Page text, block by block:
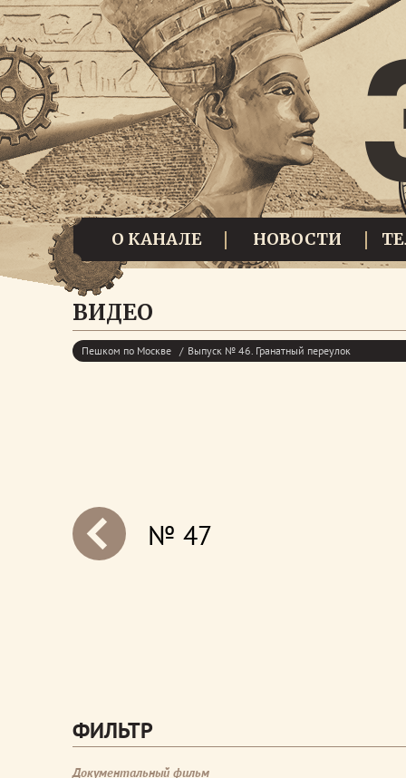
О КАНАЛЕ НОВОСТИ
ВИДЕО
Пешком по Москве Выпуск № 46. Гранатный переулок
№ 47
ФИЛЬТР
Документальный фильм